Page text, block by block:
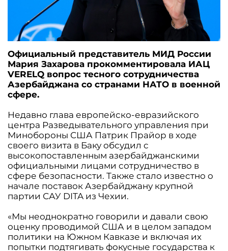
Официальный представитель МИД России
Мария Захарова прокомментировала ИАЦ
VERELQ вопрос тесного сотрудничества
Азербайджана со странами НАТО в военной
сфере.
Недавно глава европейско-евразийского
центра Разведывательного управления при
Минобороны США Патрик Прайор в ходе
своего визита в Баку обсудил с
высокопоставленным азербайджанскими
официальными лицами сотрудничество в
сфере безопасности. Также стало известно о
начале поставок Азербайджану крупной
партии САУ DITA из Чехии.
«Мы неоднократно говорили и давали свою
оценку проводимой США и в целом западом
политики на Южном Кавказе и включая их
попытки подтягивать фокусные государства к